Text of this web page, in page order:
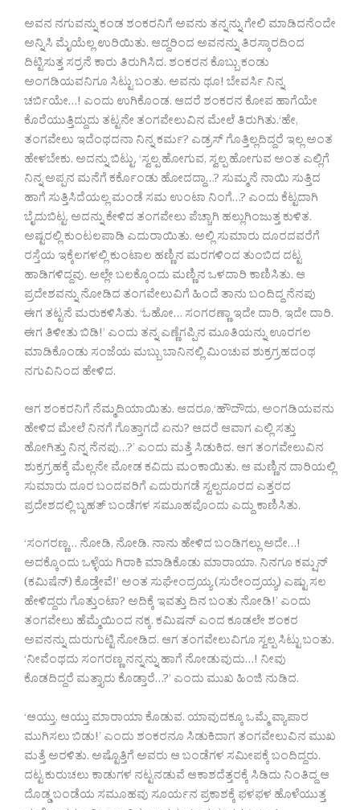
ಅವನ ನಗುವನ್ನು ಕಂಡ ಶಂಕರನಿಗೆ ಅವನು ತನ್ನನ್ನು ಗೇಲಿ ಮಾಡಿದನೆಂದೇ
ಅನ್ನಿಸಿ ಮೈಯೆಲ್ಲ ಉರಿಯಿತು. ಆದ್ದರಿಂದ ಅವನನ್ನು ತಿರಸ್ಕಾರದಿಂದ
ದಿಟ್ಟಿಸುತ್ತ ಸರ್ರನೆ ಕಾರು ತಿರುಗಿಸಿದ. ಶಂಕರನ ಕೊಬ್ಬು ಕಂಡು
ಅಂಗಡಿಯವನಿಗೂ ಸಿಟ್ಟು ಬಂತು. ಅವನು ಥೂ! ಬೇವರ್ಸಿ ನಿನ್ನ
ಚರ್ಬಿಯೇ…! ಎಂದು ಉಗಿಕೊಂಡ. ಆದರೆ ಶಂಕರನ ಕೋಪ ಹಾಗೆಯೇ
ಕೊರೆಯುತ್ತಿದ್ದುದು ತಟ್ಟನೇ ತಂಗವೇಲುವಿನ ಮೇಲೆ ತಿರುಗಿತು.‘ಹೇ,
ತಂಗವೇಲು ಇದೆಂಥದನಾ ನಿನ್ನ ಕರ್ಮ? ಎಡ್ರಸ್ ಗೊತ್ತಿಲ್ಲದಿದ್ದರೆ ಇಲ್ಲ ಅಂತ
ಹೇಳಬೇಕು. ಅದನ್ನು ಬಿಟ್ಟು, ‘ಸ್ವಲ್ಪ ಹೋಗುವ, ಸ್ವಲ್ಪ ಹೋಗುವ ಅಂತ ಎಲ್ಲಿಗೆ
ನಿನ್ನ ಅಪ್ಪನ ಮನೆಗೆ ಕರ್ಕೊಂಡು ಹೋದದ್ದಾ…? ಸುಮ್ಮನೆ ನಾಯಿ ಸುತ್ತಿದ
ಹಾಗೆ ಸುತ್ತಿಸಿದೆಯಲ್ಲ ಮಂಡೆ ಸಮ ಉಂಟಾ ನಿಂಗೆ…? ಎಂದು ಕೆಟ್ಟದಾಗಿ
ಬೈದುಬಿಟ್ಟ. ಅದನ್ನು ಕೇಳಿದ ತಂಗವೇಲು ಪೆಚ್ಚಾಗಿ ಹಲ್ಲುಗಿಂಜುತ್ತ ಕುಳಿತ.
ಅಷ್ಟರಲ್ಲಿ ಕುಂಟಲಪಾಡಿ ಎದುರಾಯಿತು. ಅಲ್ಲಿ ಸುಮಾರು ದೂರದವರೆಗೆ
ರಸ್ತೆಯ ಇಕ್ಕೆಲಗಳಲ್ಲಿ ಕುಂಟಾಲ ಹಣ್ಣಿನ ಮರಗಳಿಂದ ತುಂಬಿದ ದಟ್ಟ
ಹಾಡಿಗಳಿದ್ದವು. ಅಲ್ಲೇ ಬಲಕ್ಕೊಂದು ಮಣ್ಣಿನ ಒಳದಾರಿ ಕಾಣಿಸಿತು. ಆ
ಪ್ರದೇಶವನ್ನು ನೋಡಿದ ತಂಗವೇಲುವಿಗೆ ಹಿಂದೆ ತಾನು ಬಂದಿದ್ದ ನೆನಪು
ಈಗ ತಟ್ಟನೆ ಮರುಕಳಿಸಿತು. ‘ಓಹೋ… ಸಂಗರಣ್ಣಾ ಇದೇ ದಾರಿ, ಇದೇ ದಾರಿ.
ಈಗ ತಿಳೀತು ಬಿಡಿ!’ ಎಂದು ತನ್ನ ಎಣ್ಣೆಗಪ್ಪಿನ ಮೂತಿಯನ್ನು ಊರಗಲ
ಮಾಡಿಕೊಂಡು ಸಂಜೆಯ ಮಬ್ಬು ಬಾನಿನಲ್ಲಿ ಮಿಂಚುವ ಶುಕ್ರಗ್ರಹದಂಥ
ನಗುವಿನಿಂದ ಹೇಳಿದ.
ಆಗ ಶಂಕರನಿಗೆ ನೆಮ್ಮದಿಯಾಯಿತು. ಆದರೂ,‘ಹೌದೌದು, ಅಂಗಡಿಯವನು
ಹೇಳಿದ ಮೇಲೆ ನಿನಗೆ ಗೊತ್ತಾಗದೆ ಏನು? ಆದರೆ ಆವಾಗ ಎಲ್ಲಿ ಸತ್ತು
ಹೋಗಿತ್ತು ನಿನ್ನ ನೆನಪು…?’ ಎಂದು ಮತ್ತೆ ಸಿಡುಕಿದ. ಆಗ ತಂಗವೇಲುವಿನ
ಶುಕ್ರಗ್ರಹಕ್ಕೆ ಮೆಲ್ಲನೇ ಮೋಡ ಕವಿದು ಮಂಕಾಯಿತು. ಆ ಮಣ್ಣಿನ ದಾರಿಯಲ್ಲಿ
ಸುಮಾರು ದೂರ ಬಂದವರಿಗೆ ಎದುರುಗಡೆ ಸ್ವಲ್ಪದೂರದ ಎತ್ತರದ
ಪ್ರದೇಶದಲ್ಲಿ ಬೃಹತ್ ಬಂಡೆಗಳ ಸಮೂಹವೊಂದು ಎದ್ದು ಕಾಣಿಸಿತು.
‘ಸಂಗರಣ್ಣ… ನೋಡಿ, ನೋಡಿ. ನಾನು ಹೇಳಿದ ಬಂಡಿಗಲ್ಲು ಅದೇ…!
ಅದಕ್ಕೊಂದು ಒಳ್ಳೆಯ ಗಿರಾಕಿ ಮಾಡಿಕೊಡು ಮಾರಾಯಾ. ನಿನಗೂ ಕಮ್ಷನ್
(ಕಮಿಷೆನ್) ಕೊಡ್ತೇವೆ!’ ಅಂತ ಸುಘೇಂದ್ರಯ್ಯ (ಸುರೇಂದ್ರಯ್ಯ) ಎಷ್ಟು ಸಲ
ಹೇಳಿದ್ದರು ಗೊತ್ತುಂಟಾ? ಅದಿಕ್ಕೆ ಇವತ್ತು ದಿನ ಬಂತು ನೋಡಿ!’ ಎಂದು
ತಂಗವೇಲು ಹೆಮ್ಮೆಯಿಂದ ನಕ್ಕ. ಕಮಿಷನ್ ಎಂದ ಕೂಡಲೇ ಶಂಕರ
ಅವನನ್ನು ದುರುಗುಟ್ಟಿ ನೋಡಿದ. ಆಗ ತಂಗವೇಲುವಿಗೂ ಸ್ವಲ್ಪ ಸಿಟ್ಟು ಬಂತು.
‘ನೀವೆಂಥದು ಸಂಗರಣ್ಣ ನನ್ನನ್ನು ಹಾಗೆ ನೋಡುವುದು…! ನೀವು
ಕೊಡದಿದ್ದರೆ ಮತ್ತ್ಯಾರು ಕೊಡ್ತಾರೆ…?’ ಎಂದು ಮುಖ ಹಿಂಜಿ ನುಡಿದ.
‘ಆಯ್ತು, ಆಯ್ತು ಮಾರಾಯಾ ಕೊಡುವ. ಯಾವುದಕ್ಕೂ ಒಮ್ಮೆ ವ್ಯಾಪಾರ
ಮುಗಿಸಲು ಬಿಡು!’ ಎಂದು ಶಂಕರನೂ ಸಿಡುಕಿದಾಗ ತಂಗವೇಲುವಿನ ಮುಖ
ಮತ್ತೆ ಅರಳಿತು. ಅಷ್ಟೊತ್ತಿಗೆ ಅವರು ಆ ಬಂಡೆಗಳ ಸಮೀಪಕ್ಕೆ ಬಂದಿದ್ದರು.
ದಟ್ಟ ಕುರುಚಲು ಕಾಡುಗಳ ನಟ್ಟನಡುವೆ ಆಕಾಶದೆತ್ತರಕ್ಕೆ ಸಿಡಿದು ನಿಂತಿದ್ದ ಆ
ದೊಡ್ಡ ಬಂಡೆಯ ಸಮೂಹವು ಸೂರ್ಯನ ಪ್ರಕಾಶಕ್ಕೆ ಫಳಫಳ ಹೊಳೆಯುತ್ತ